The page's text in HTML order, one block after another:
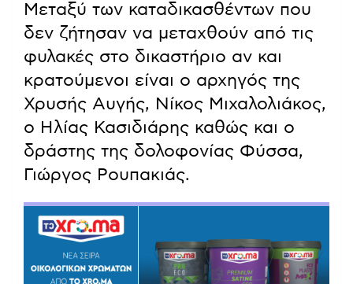
Μεταξύ των καταδικασθέντων που
δεν ζήτησαν να μεταχθούν από τις
φυλακές στο δικαστήριο αν και
κρατούμενοι είναι ο αρχηγός της
Χρυσής Αυγής, Νίκος Μιχαλολιάκος,
ο Ηλίας Κασιδιάρης καθώς και ο
δράστης της δολοφονίας Φύσσα,
Γιώργος Ρουπακιάς.